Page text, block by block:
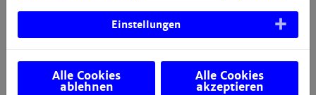
Kontakt
Einstellungen
Alle Cookies
ablehnen
Alle Cookies
akzeptieren